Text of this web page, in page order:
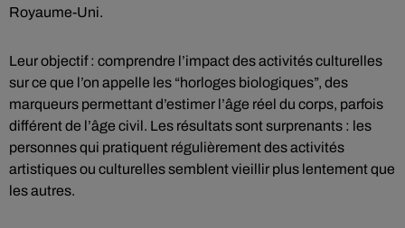
Royaume-Uni.
Leur objectif : comprendre l’impact des activités culturelles
sur ce que l’on appelle les “horloges biologiques”, des
marqueurs permettant d’estimer l’âge réel du corps, parfois
différent de l’âge civil. Les résultats sont surprenants : les
personnes qui pratiquent régulièrement des activités
artistiques ou culturelles semblent vieillir plus lentement que
les autres.